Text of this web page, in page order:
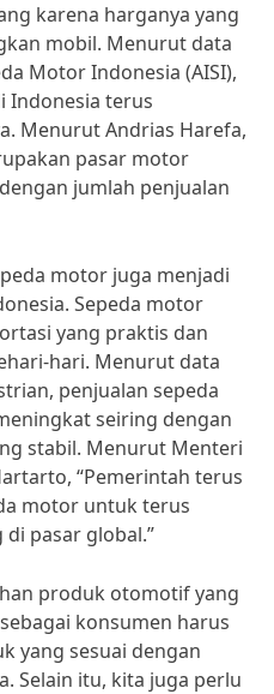
karena harganya yang
mobil. Menurut data
Motor Indonesia (AISI),
Indonesia terus
Menurut Andrias Harefa,
pasar motor
jumlah penjualan
motor juga menjadi
Sepeda motor
yang praktis dan
hari. Menurut data
penjualan sepeda
seiring dengan
stabil. Menurut Menteri
“Pemerintah terus
motor untuk terus
pasar global.”
produk otomotif yang
konsumen harus
yang sesuai dengan
Selain itu, kita juga perlu